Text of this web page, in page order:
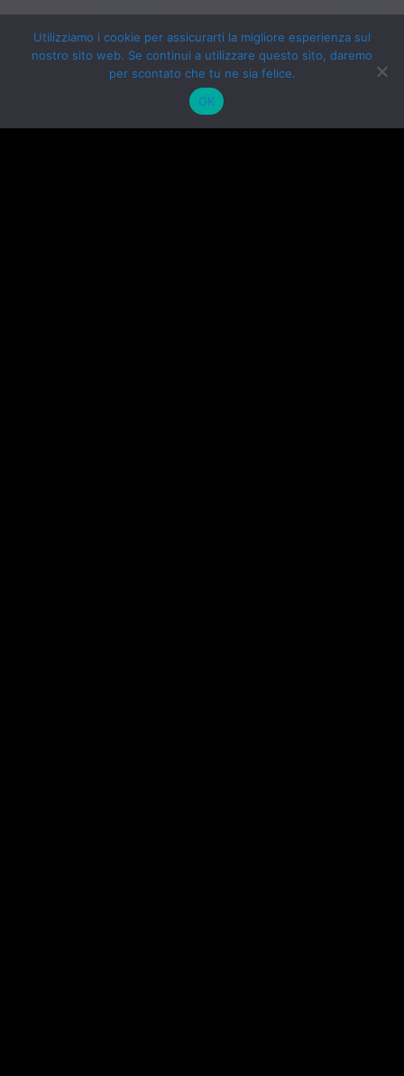
Utilizziamo i cookie per assicurarti la migliore esperienza sul
nostro sito web. Se continui a utilizzare questo sito, daremo
per scontato che tu ne sia felice.
OK